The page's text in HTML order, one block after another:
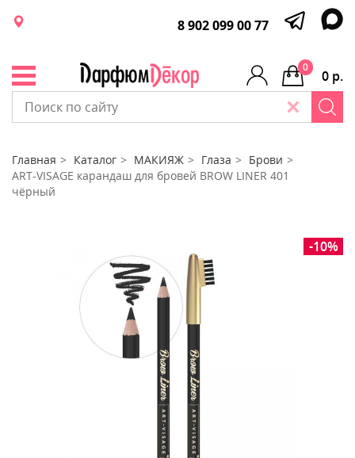
8 902 099 00 77
0 р.
0
Главная Каталог МАКИЯЖ Глаза
Брови
ART-VISAGE карандаш для бровей BROW LINER 401
чёрный
-10%